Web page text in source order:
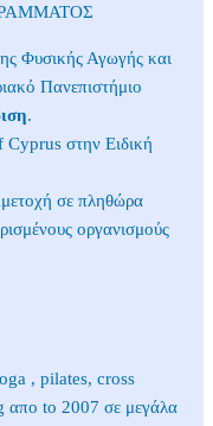
Φυσικής​ Αγωγής και
Πανεπιστήμιο
.
στην Ειδική
σε πληθώρα
οργανισμούς
, pilates, cross
to 2007 σε μεγάλα